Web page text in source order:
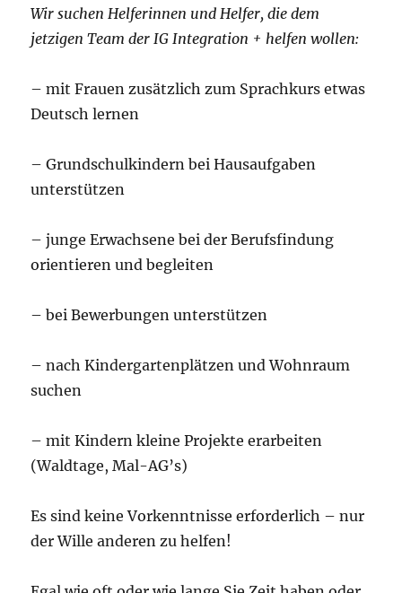
Wir suchen Helferinnen und Helfer, die dem
jetzigen Team der IG Integration + helfen wollen:
– mit Frauen zusätzlich zum Sprachkurs etwas
Deutsch lernen
– Grundschulkindern bei Hausaufgaben
unterstützen
– junge Erwachsene bei der Berufsfindung
orientieren und begleiten
– bei Bewerbungen unterstützen
– nach Kindergartenplätzen und Wohnraum
suchen
– mit Kindern kleine Projekte erarbeiten
(Waldtage, Mal-AG’s)
Es sind keine Vorkenntnisse erforderlich – nur
der Wille anderen zu helfen!